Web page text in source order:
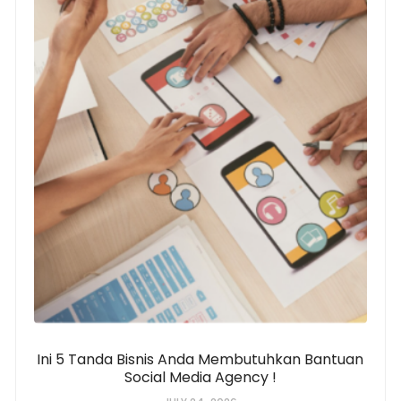
Ini 5 Tanda Bisnis Anda Membutuhkan Bantuan
Social Media Agency !